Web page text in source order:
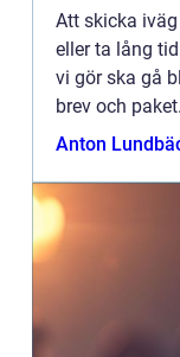
Att skicka
eller ta lång
vi gör ska gå
brev och
Anton